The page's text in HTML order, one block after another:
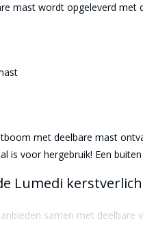
mast wordt opgeleverd met
met deelbare mast
is voor hergebruik! Een
Lumedi
samen met